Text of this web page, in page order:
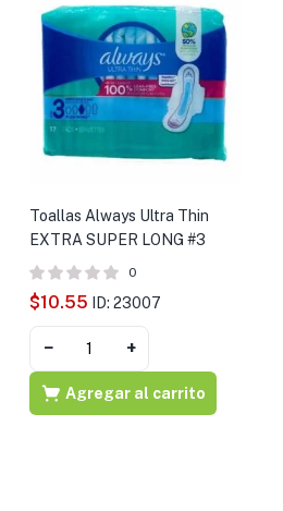
Toallas Always Ultra Thin
EXTRA SUPER LONG #3
0
$10.55 ID: 23007
− +
Agregar al carrito